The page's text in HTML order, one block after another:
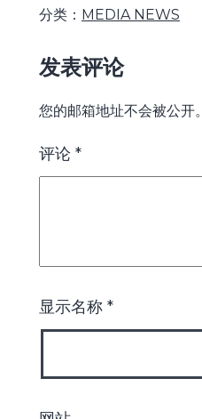
分类： MEDIA NEWS
发表评论
您的邮箱地址不会被公开。
评论 *
显示名称 *